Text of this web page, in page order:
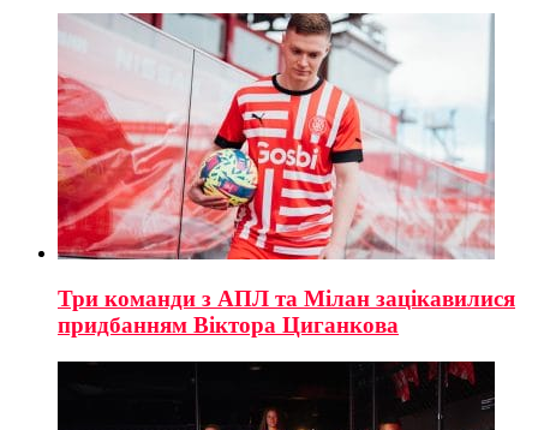
Три команди з АПЛ та Мілан зацікавилися
придбанням Віктора Циганкова